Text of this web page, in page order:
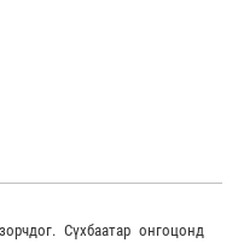
Сүхбаатар онгоцонд